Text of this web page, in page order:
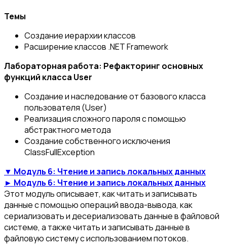
Темы
Создание иерархии классов
Расширение классов .NET Framework
Лабораторная работа: Рефакторинг основных
функций класса User
Создание и наследование от базового класса
пользователя (User)
Реализация сложного пароля с помощью
абстрактного метода
Создание собственного исключения
ClassFullException
▼ Модуль 6: Чтение и запись локальных данных
► Модуль 6: Чтение и запись локальных данных
Этот модуль описывает, как читать и записывать
данные с помощью операций ввода-вывода, как
сериализовать и десериализовать данные в файловой
системе, а также читать и записывать данные в
файловую систему с использованием потоков.